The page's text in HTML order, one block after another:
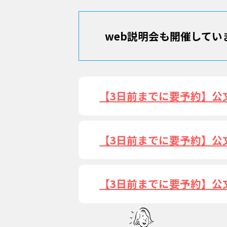
web説明会も開催してい
【3日前までに要予約】
【3日前までに要予約】
【3日前までに要予約】